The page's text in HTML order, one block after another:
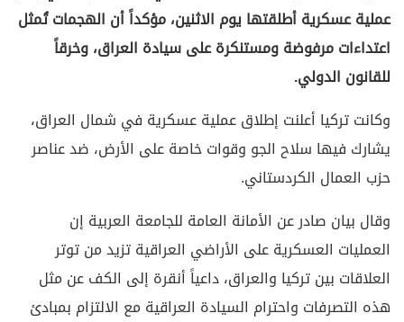
عملية عسكرية أطلقتها يوم الاثنين، مؤكداً أن الهجمات تُمثل
اعتداءات مرفوضة ومستنكرة على سيادة العراق، وخرقاً
للقانون الدولي.
وكانت تركيا أعلنت إطلاق عملية عسكرية في شمال العراق،
يشارك فيها سلاح الجو وقوات خاصة على الأرض، ضد عناصر
حزب العمال الكردستاني.
وقال بيان صادر عن الأمانة العامة للجامعة العربية إن
العمليات العسكرية على الأراضي العراقية تزيد من توتر
العلاقات بين تركيا والعراق، داعياً أنقرة إلى الكف عن مثل
هذه التصرفات واحترام السيادة العراقية مع الالتزام بمبادئ